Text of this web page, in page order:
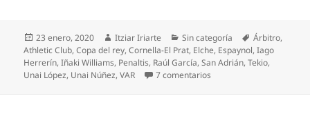
Publicado
el
23 enero, 2020 Autor
Itziar Iriarte Categorías
Sin categoría Etiquetas
Árbitro,
Athletic Club,Copa del rey,Cornella-El Prat, Elche, Espaynol,Iago
Herrerín,Iñaki Williams, Penaltis, Raúl García,San Adrián,Tekio,
Unai López, Unai Núñez,VAR 7 comentarios